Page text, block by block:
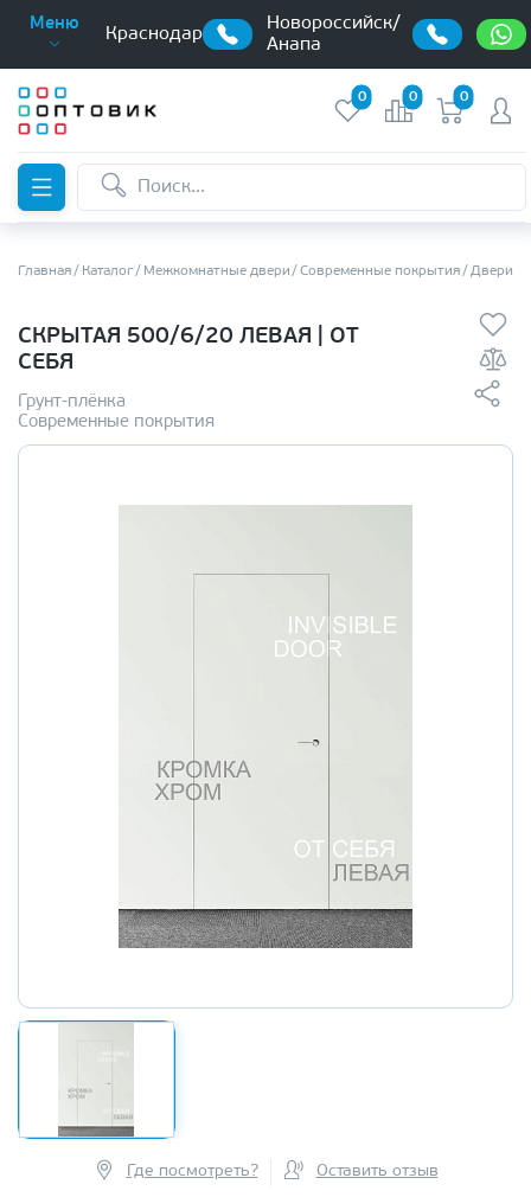
Меню
Краснодар
Новороссийск/
Анапа
0 0 0
Главная Каталог Межкомнатные двери Современные покрытия Двери с
СКРЫТАЯ 500/6/20 ЛЕВАЯ | ОТ
СЕБЯ
Грунт-плёнка
Современные покрытия
Где посмотреть? Оставить отзыв